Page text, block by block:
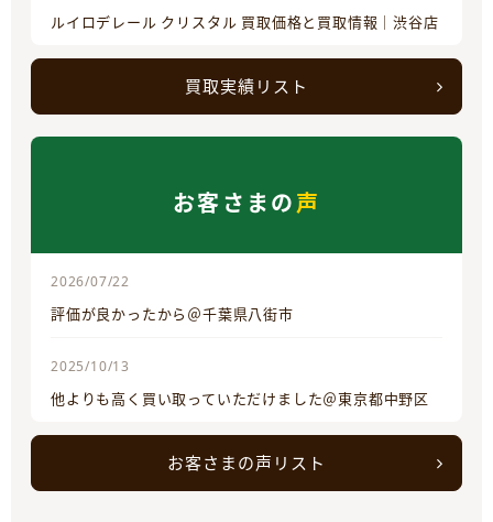
ルイロデレール クリスタル 買取価格と買取情報｜渋谷店
買取実績リスト
お客さまの声
2026/07/22
評価が良かったから＠千葉県八街市
2025/10/13
他よりも高く買い取っていただけました＠東京都中野区
お客さまの声リスト